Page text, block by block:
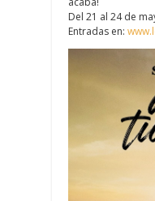
Del 21 al 24 de
Entradas en: